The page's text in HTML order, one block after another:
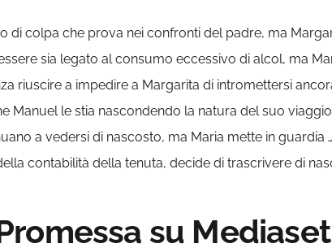
di colpa che prova nei confronti del padre, ma
sia legato al consumo eccessivo di alcol, ma
riuscire a impedire a Margarita di intromettersi
Manuel le stia nascondendo la natura del suo
a vedersi di nascosto, ma Maria mette in
contabilità della tenuta, decide di trascrivere di
su